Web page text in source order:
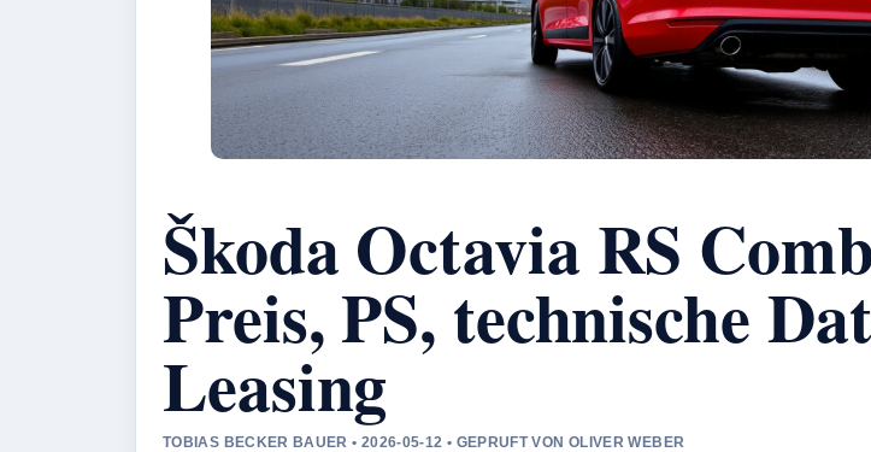
Škoda Octavia RS
Preis, PS, technische
Leasing
TOBIAS BECKER BAUER • 2026-05-12 • GEPRUFT VON OLIVER WEBER